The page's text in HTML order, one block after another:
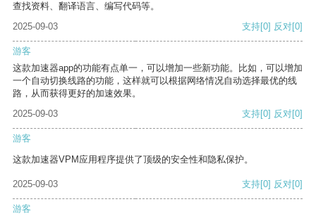
查找资料、翻译语言、编写代码等。
2025-09-03
支持[0] 反对[0]
游客
这款加速器app的功能有点单一，可以增加一些新功能。比如，可以增加
一个自动切换线路的功能，这样就可以根据网络情况自动选择最优的线
路，从而获得更好的加速效果。
2025-09-03
支持[0] 反对[0]
游客
这款加速器VPM应用程序提供了顶级的安全性和隐私保护。
2025-09-03 支持[0] 反对[0]
游客